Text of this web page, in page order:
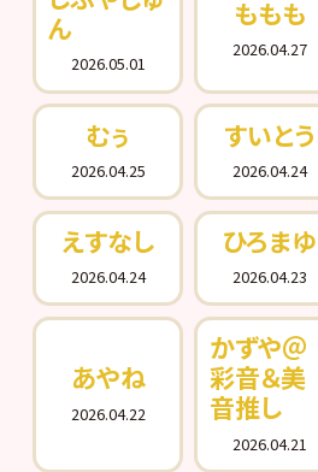
ん
2026.05.01
ももも
2026.04.27
むぅ
2026.04.25
すいとう
2026.04.24
えすなし
2026.04.24
ひろまゆ
2026.04.23
あやね
2026.04.22
かずや＠
彩音＆美
音推し
2026.04.21